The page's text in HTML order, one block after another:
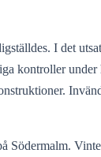
I det
kontroller